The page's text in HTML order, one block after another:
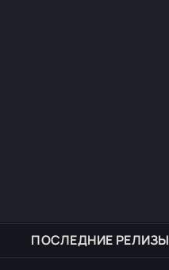
ПОСЛЕДНИЕ РЕЛИЗЫ